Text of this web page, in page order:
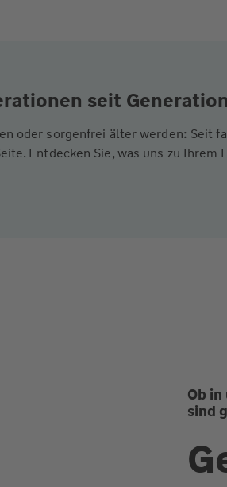
seit
oder sorgenfrei älter werden: Seit
Entdecken Sie, was uns zu Ihrem
Ob
sind